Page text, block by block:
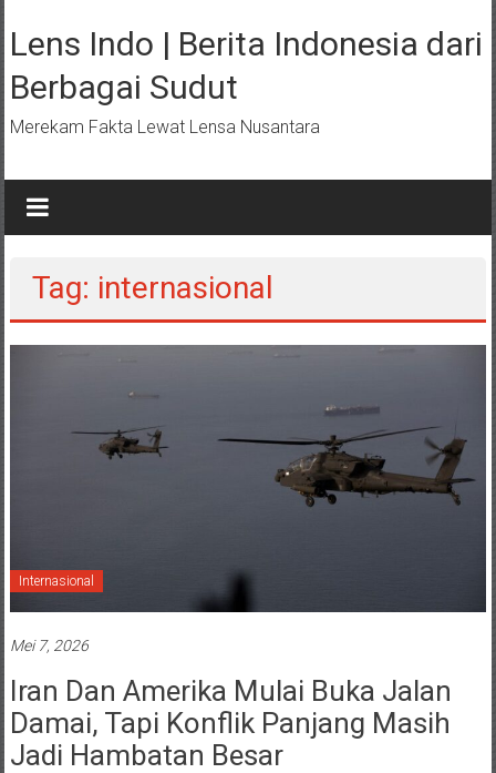
ke
konten
Lens Indo | Berita Indonesia dari
Berbagai Sudut
Merekam Fakta Lewat Lensa Nusantara
Tag: internasional
Internasional
Mei 7, 2026
Iran Dan Amerika Mulai Buka Jalan
Damai, Tapi Konflik Panjang Masih
Jadi Hambatan Besar